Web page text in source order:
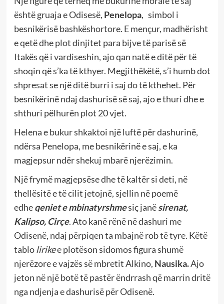
është gruaja e Odisesë, Penelopa, simbol i
besnikërisë bashkëshortore. E mençur, madhërisht
e qetë dhe plot dinjitet para bijve të parisë së
Itakës që i vardiseshin, ajo qan natë e ditë për të
shoqin që s’ka të kthyer. Megjithëkëtë, s’i humb dot
shpresat se një ditë burri i saj do të kthehet. Për
besnikërinë ndaj dashurisë së saj, ajo e thuri dhe e
shthuri pëlhurën plot 20 vjet.
Helena e bukur shkaktoi një luftë për dashurinë,
ndërsa Penelopa, me besnikërinë e saj, e ka
magjepsur ndër shekuj mbarë njerëzimin.
Një frymë magjepsëse dhe të kaltër si deti, në
thellësitë e të cilit jetojnë, sjellin në poemë
edhe qeniet e mbinatyrshmesiç janë sirenat,
Kalipso, Cirçe. Ato kanë rënë në dashuri me
Odisenë, ndaj përpiqen ta mbajnë rob të tyre. Këtë
tablo lirikee plotëson sidomos figura shumë
njerëzore e vajzës së mbretit Alkino, Nausika.Ajo
jeton në një botë të pastër ëndrrash që marrin dritë
nga ndjenja e dashurisë për Odisenë.